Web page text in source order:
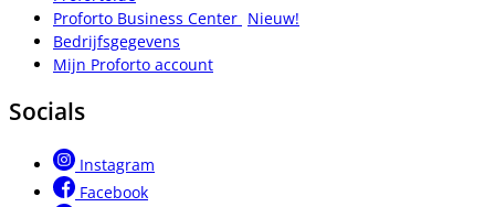
Proforto Business Center Nieuw!
Bedrijfsgegevens
Mijn Proforto account
Socials
Instagram
Facebook